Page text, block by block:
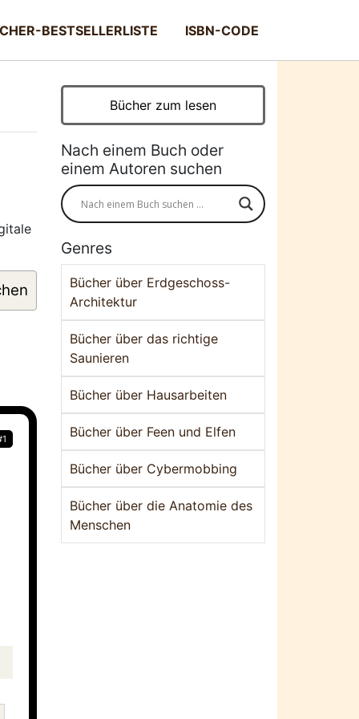
BESTSELLERLISTE ISBN-CODE
Bücher zum lesen
Nach einem Buch oder
einem Autoren suchen
Genres
Bücher über Erdgeschoss-
Architektur
Bücher über das richtige
Saunieren
Bücher über Hausarbeiten
Bücher über Feen und Elfen
Bücher über Cybermobbing
Bücher über die Anatomie des
Menschen